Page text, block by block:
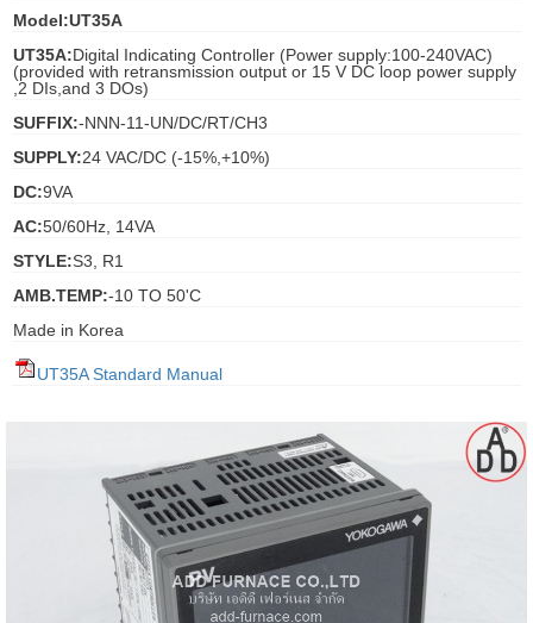
Model:UT35A
UT35A:Digital Indicating Controller (Power supply:100-240VAC)
(provided with retransmission output or 15 V DC loop power supply
,2 DIs,and 3 DOs)
SUFFIX:-NNN-11-UN/DC/RT/CH3
SUPPLY:24 VAC/DC (-15%,+10%)
DC:9VA
AC:50/60Hz, 14VA
STYLE:S3, R1
AMB.TEMP:-10 TO 50'C
Made in Korea
UT35A Standard Manual